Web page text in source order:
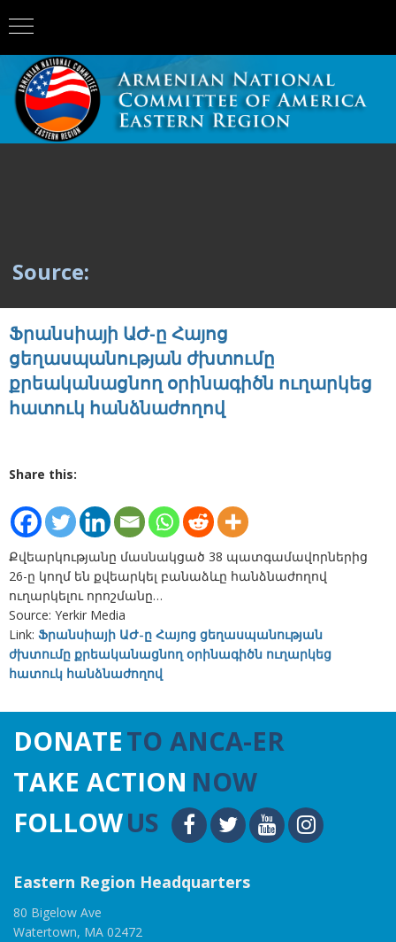
Source:
Ֆրանսիայի ԱԺ-ը Հայոց
ցեղասպանության ժխտումը
քրեականացնող օրինագիծն ուղարկեց
հատուկ հանձնաժողով
Share this:
Քվեարկությանը մասնակցած 38 պատգամավորներից
26-ը կողմ են քվեարկել բանաձևը հանձնաժողով
ուղարկելու որոշմանը…
Source: Yerkir Media
Link: Ֆրանսիայի ԱԺ-ը Հայոց ցեղասպանության
ժխտումը քրեականացնող օրինագիծն ուղարկեց
հատուկ հանձնաժողով
DONATETO ANCA-ER
TAKE ACTION NOW
FOLLOWUS
Eastern Region Headquarters
80 Bigelow Ave
Watertown, MA 02472